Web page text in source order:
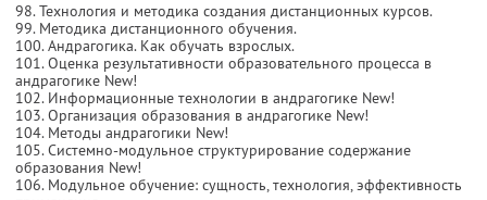
98. Технология и методика создания дистанционных курсов.
99. Методика дистанционного обучения.
100. Андрагогика. Как обучать взрослых.
101. Оценка результативности образовательного процесса в
андрагогике New!
102. Информационные технологии в андрагогике New!
103. Организация образования в андрагогике New!
104. Методы андрагогики New!
105. Системно-модульное структурирование содержание
образования New!
106. Модульное обучение: сущность, технология, эффективность